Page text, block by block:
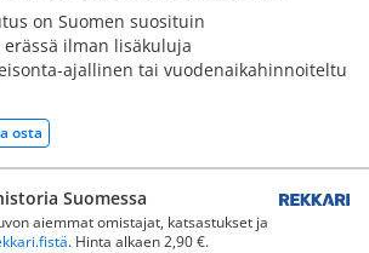
on Suomen suosituin
erässä ilman lisäkuluja
ajallinen tai vuodenaikahinnoiteltu
osta
Suomessa
aiemmat omistajat, katsastukset ja
. Hinta alkaen 2,90 €.